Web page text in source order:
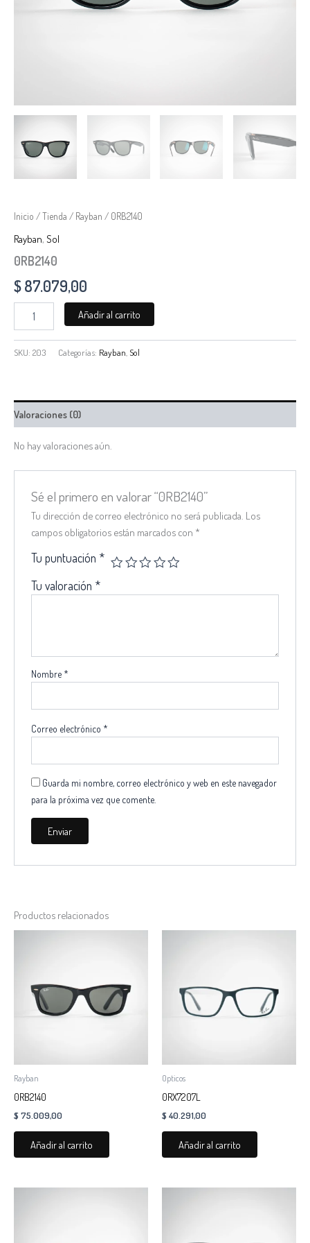
Inicio /Tienda / Rayban / 0RB2140
Rayban, Sol
0RB2140
$87.079,00
Añadir al carrito
SKU: 203 Categorías: Rayban Sol
Valoraciones (0)
No hay valoraciones aún.
Sé el primero en valorar “0RB2140”
Tu dirección de correo electrónico no será publicada. Los
campos obligatorios están marcados con *
Tu puntuación *
Tu valoración *
Nombre *
Correo electrónico *
Guarda mi nombre, correo electrónico y web en este navegador
para la próxima vez que comente.
Productos relacionados
Rayban
0RB2140
$ 75.009,00
Añadir al carrito
Opticos
0RX7207L
$ 40.291,00
Añadir al carrito